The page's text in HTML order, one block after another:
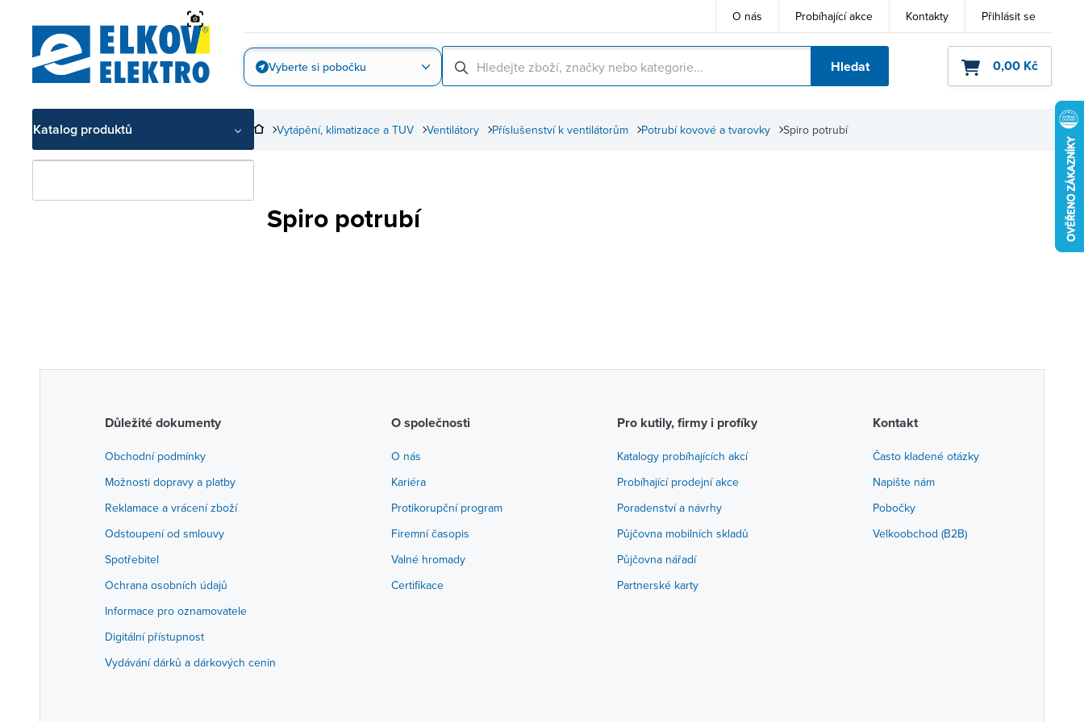
O nás Probíhající akce Kontakty Přihlásit se
Vyberte si pobočku Hledat 0,00 Kč
Katalog produktů Spiro potrubí
Potrubí kovové a tvarovky
Příslušenství k ventilátorům
Ventilátory
Vytápění, klimatizace a TUV
Spiro potrubí
Důležité dokumenty
Obchodní podmínky
Možnosti dopravy a platby
Reklamace a vrácení zboží
Odstoupení od smlouvy
Spotřebitel
Ochrana osobních údajů
Informace pro oznamovatele
Digitální přístupnost
Vydávání dárků a dárkových cenin
O společnosti
O nás
Kariéra
Protikorupční program
Firemní časopis
Valné hromady
Certifikace
Pro kutily, firmy i profíky
Katalogy probíhajících akcí
Probíhající prodejní akce
Poradenství a návrhy
Půjčovna mobilních skladů
Půjčovna nářadí
Partnerské karty
Kontakt
Často kladené otázky
Napište nám
Pobočky
Velkoobchod (B2B)